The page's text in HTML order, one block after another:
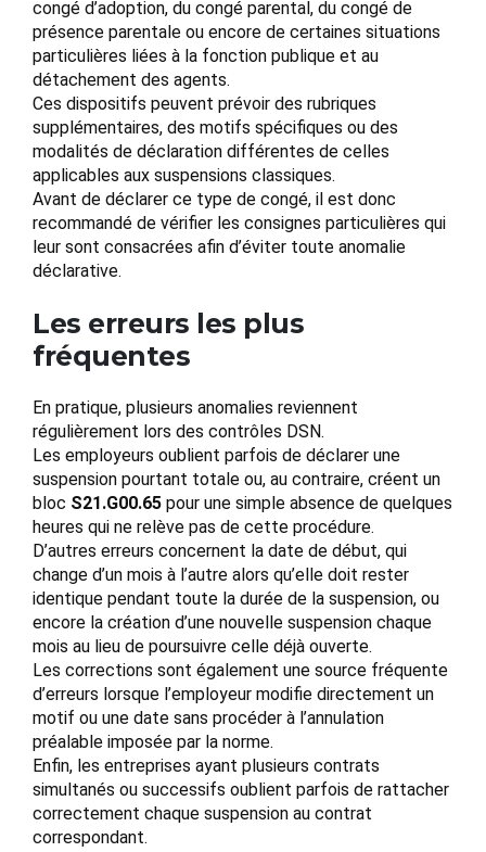
congé d’adoption, du congé parental, du congé de
présence parentale ou encore de certaines situations
particulières liées à la fonction publique et au
détachement des agents.
Ces dispositifs peuvent prévoir des rubriques
supplémentaires, des motifs spécifiques ou des
modalités de déclaration différentes de celles
applicables aux suspensions classiques.
Avant de déclarer ce type de congé, il est donc
recommandé de vérifier les consignes particulières qui
leur sont consacrées afin d’éviter toute anomalie
déclarative.
Les erreurs les plus
fréquentes
En pratique, plusieurs anomalies reviennent
régulièrement lors des contrôles DSN.
Les employeurs oublient parfois de déclarer une
suspension pourtant totale ou, au contraire, créent un
bloc S21.G00.65 pour une simple absence de quelques
heures qui ne relève pas de cette procédure.
D’autres erreurs concernent la date de début, qui
change d’un mois à l’autre alors qu’elle doit rester
identique pendant toute la durée de la suspension, ou
encore la création d’une nouvelle suspension chaque
mois au lieu de poursuivre celle déjà ouverte.
Les corrections sont également une source fréquente
d’erreurs lorsque l’employeur modifie directement un
motif ou une date sans procéder à l’annulation
préalable imposée par la norme.
Enfin, les entreprises ayant plusieurs contrats
simultanés ou successifs oublient parfois de rattacher
correctement chaque suspension au contrat
correspondant.